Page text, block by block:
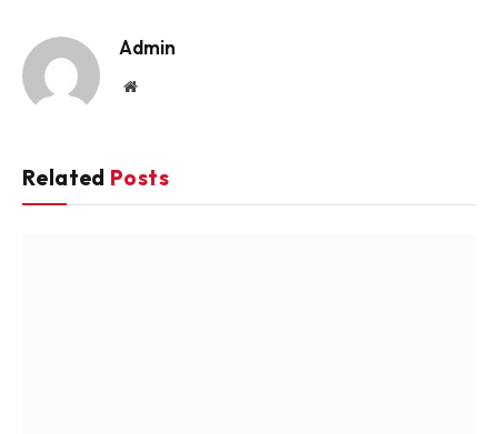
Admin
Website
Related Posts